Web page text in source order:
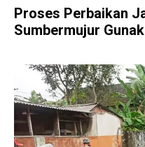
Proses Perbaikan
Sumbermujur